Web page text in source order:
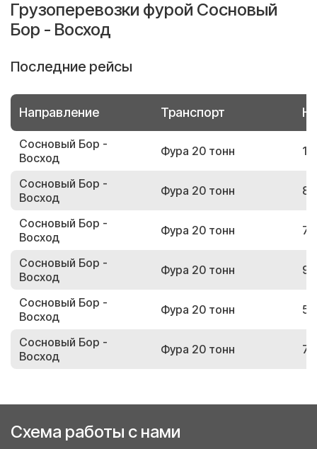
Грузоперевозки фурой Сосновый
Бор - Восход
Последние рейсы
Направление Транспорт
Сосновый Бор -
Восход
Фура 20 тонн
Сосновый Бор -
Восход
Фура 20 тонн
Сосновый Бор -
Восход
Фура 20 тонн
Сосновый Бор -
Восход
Фура 20 тонн
Сосновый Бор -
Восход
Фура 20 тонн
Сосновый Бор -
Восход
Фура 20 тонн
Схема работы с нами